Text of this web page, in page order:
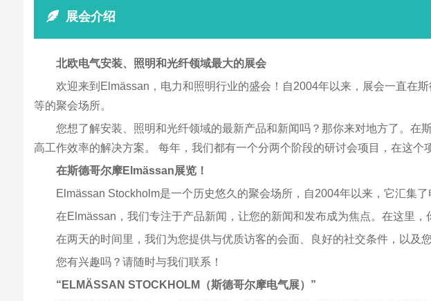
展会介绍
北欧电气安装、照明和光纤领域最大的展会
欢迎来到Elmässan，电力和照明行业的盛会！自2004年以来，展会一直在
等的聚会场所。
您想了解安装、照明和光纤领域的最新产品和新闻吗？那你来对地方了。
高工作效率的解决方案。 每年，我们都有一个分两个阶段的研讨会项目，在这个
在斯德哥尔摩Elmässan展览！
Elmässan Stockholm是一个历史悠久的聚会场所，自2004年以来，它汇集了
在Elmässan，我们专注于产品新闻，让您的新闻和发布成为焦点。在这里
在两天的时间里，我们为您提供与优质访客的会面、良好的社交条件，以及
您有兴趣吗？请随时与我们联系！
“ELMÄSSAN STOCKHOLM（斯德哥尔摩电气展）”